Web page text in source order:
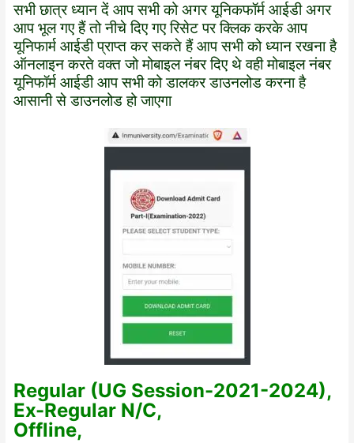
सभी छात्र ध्यान दें आप सभी को अगर यूनिकफॉर्म आईडी अगर
आप भूल गए हैं तो नीचे दिए गए रिसेट पर क्लिक करके आप
यूनिफार्म आईडी प्राप्त कर सकते हैं आप सभी को ध्यान रखना है
ऑनलाइन करते वक्त जो मोबाइल नंबर दिए थे वही मोबाइल नंबर
यूनिफॉर्म आईडी आप सभी को डालकर डाउनलोड करना है
आसानी से डाउनलोड हो जाएगा
Regular (UG Session-2021-2024),
Ex-Regular N/C,
Offline,